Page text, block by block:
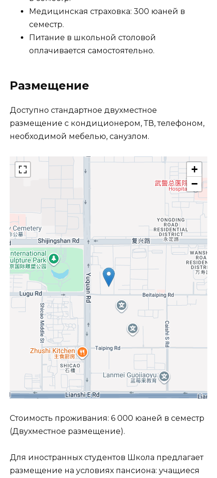
Медицинская страховка: 300 юаней в
семестр.
Питание в школьной столовой
оплачивается самостоятельно.
Размещение
Доступно стандартное двухместное
размещение с кондиционером, ТВ, телефоном,
необходимой мебелью, санузлом.
+
−
Стоимость проживания: 6 000 юаней в семестр
(Двухместное размещение).
Для иностранных студентов Школа предлагает
размещение на условиях пансиона: учащиеся